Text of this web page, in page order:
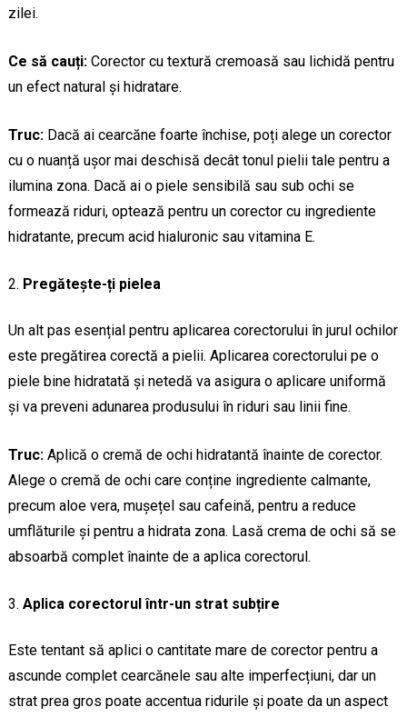
zilei.
Ce să cauți:Corector cu textură cremoasă sau lichidă pentru
un efect natural și hidratare.
Truc:Dacă ai cearcăne foarte închise, poți alege un corector
cu o nuanță ușor mai deschisă decât tonul pielii tale pentru a
ilumina zona. Dacă ai o piele sensibilă sau sub ochi se
formează riduri, optează pentru un corector cu ingrediente
hidratante, precum acid hialuronic sau vitamina E.
Pregătește-ți pielea
Un alt pas esențial pentru aplicarea corectorului în jurul ochilor
este pregătirea corectă a pielii. Aplicarea corectorului pe o
piele bine hidratată și netedă va asigura o aplicare uniformă
și va preveni adunarea produsului în riduri sau linii fine.
Truc:Aplică o cremă de ochi hidratantă înainte de corector.
Alege o cremă de ochi care conține ingrediente calmante,
precum aloe vera, mușețel sau cafeină, pentru a reduce
umflăturile și pentru a hidrata zona. Lasă crema de ochi să se
absoarbă complet înainte de a aplica corectorul.
Aplica corectorul într-un strat subțire
Este tentant să aplici o cantitate mare de corector pentru a
ascunde complet cearcănele sau alte imperfecțiuni, dar un
strat prea gros poate accentua ridurile și poate da un aspect